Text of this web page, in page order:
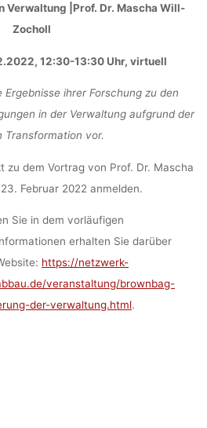
Verwaltung |Prof. Dr. Mascha Will-
Zocholl
12:30-13:30 Uhr, virtuell
ihrer Forschung zu den
in der Verwaltung aufgrund der
Transformation vor.
zu dem Vortrag von Prof. Dr. Mascha
Februar 2022 anmelden.
Sie in dem vorläufigen
erhalten Sie darüber
https://netzwerk-
veranstaltung/brownbag-
der-verwaltung.html.